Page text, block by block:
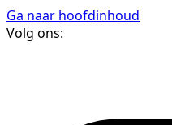
Ga naar hoofdinhoud
Volg ons: